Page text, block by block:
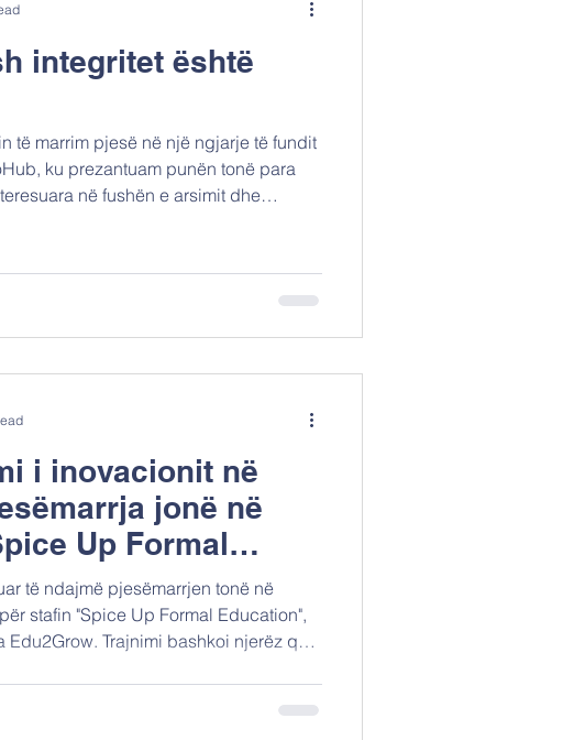
integritet është
të marrim pjesë në një ngjarje të fundit
ku prezantuam punën tonë para
në fushën e arsimit dhe
të Inovacionit të Ministrisë
të Politikave Arsimore. Ekipi ynë
i inovacionit në
jonë në
Up Formal
të ndajmë pjesëmarrjen tonë në
stafin "Spice Up Formal Education",
Edu2Grow. Trajnimi bashkoi njerëz që
koordinatori i projektit Dr. Vassilis